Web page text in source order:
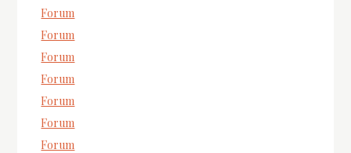
Forum
Forum
Forum
Forum
Forum
Forum
Forum